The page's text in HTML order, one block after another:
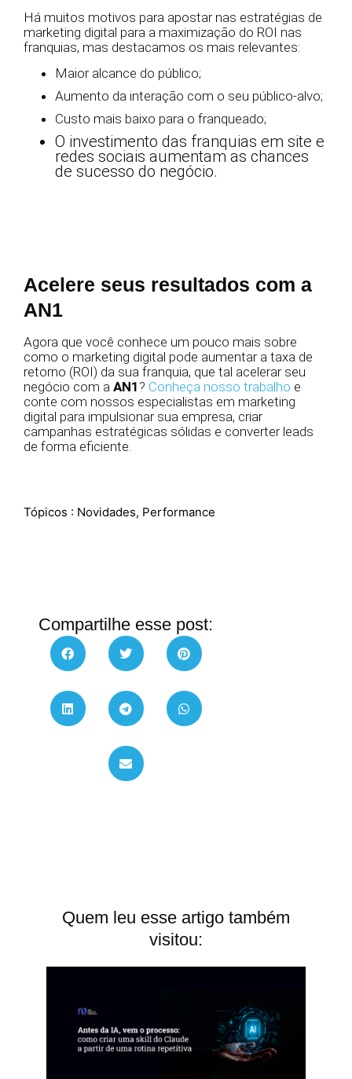
Há muitos motivos para apostar nas estratégias de
marketing digital para a maximização do ROI nas
franquias, mas destacamos os mais relevantes:
Maior alcance do público;
Aumento da interação com o seu público-alvo;
Custo mais baixo para o franqueado;
O investimento das franquias em site e
redes sociais aumentam as chances
de sucesso do negócio.
Acelere seus resultados com a
AN1
Agora que você conhece um pouco mais sobre
como o marketing digital pode aumentar a taxa de
retorno (ROI) da sua franquia, que tal acelerar seu
negócio com a AN1 ? Conheça nosso trabalho e
conte com nossos especialistas em marketing
digital para impulsionar sua empresa, criar
campanhas estratégicas sólidas e converter leads
de forma eficiente.
Tópicos : Novidades, Performance
Compartilhe esse post:
Quem leu esse artigo também
visitou: